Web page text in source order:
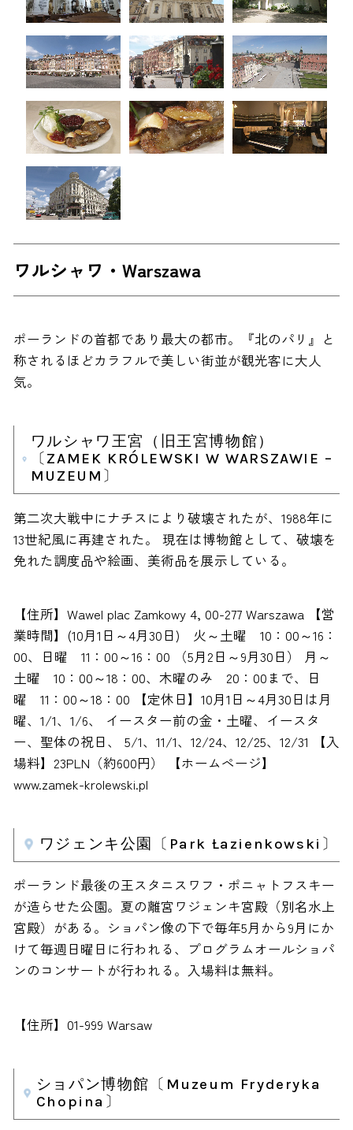
ワルシャワ・Warszawa
ポーランドの首都であり最大の都市。『北のパリ』と
称されるほどカラフルで美しい街並が観光客に大人
気。
ワルシャワ王宮（旧王宮博物館）
〔ZAMEK KRÓLEWSKI W WARSZAWIE –
MUZEUM〕
第二次大戦中にナチスにより破壊されたが、1988年に
13世紀風に再建された。 現在は博物館として、破壊を
免れた調度品や絵画、美術品を展示している。
【住所】Wawel plac Zamkowy 4, 00-277 Warszawa 【営
業時間】(10月1日～4月30日) 火～土曜 10：00～16：
00、日曜 11：00～16：00 （5月2日～9月30日） 月～
土曜 10：00～18：00、木曜のみ 20：00まで、日
曜 11：00～18：00 【定休日】10月1日～4月30日は月
曜、1/1、1/6、 イースター前の金・土曜、イースタ
ー、聖体の祝日、 5/1、11/1、12/24、12/25、12/31 【入
場料】23PLN（約600円） 【ホームページ】
www.zamek-krolewski.pl
ワジェンキ公園〔Park Łazienkowski〕
ポーランド最後の王スタニスワフ・ポニャトフスキー
が造らせた公園。夏の離宮ワジェンキ宮殿（別名水上
宮殿）がある。ショパン像の下で毎年5月から9月にか
けて毎週日曜日に行われる、プログラムオールショパ
ンのコンサートが行われる。入場料は無料。
【住所】01-999 Warsaw
ショパン博物館〔Muzeum Fryderyka
Chopina〕